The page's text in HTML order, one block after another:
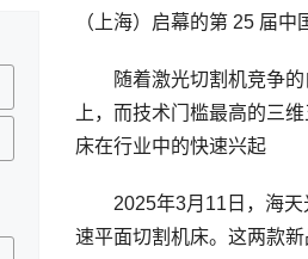
（上海）启幕的第 25 届
随着激光切割机竞争的
上，而技术门槛最高的三
床在行业中的快速兴起
2025年3月11日，海天
速平面切割机床。这两款